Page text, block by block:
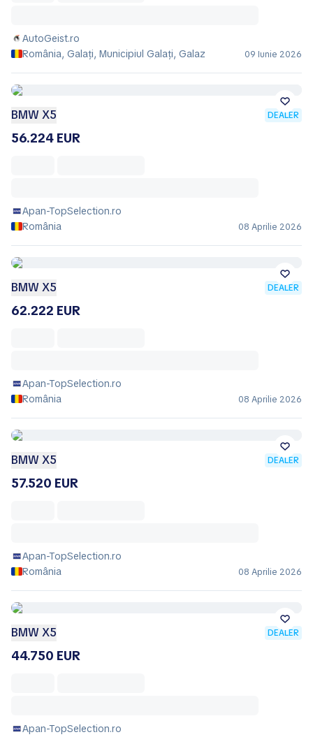
AutoGeist.ro
România, Galați, Municipiul Galaţi, Galaz
09 Iunie 2026
BMW X5 DEALER
56.224 EUR
Apan-TopSelection.ro
România
08 Aprilie 2026
BMW X5 DEALER
62.222 EUR
Apan-TopSelection.ro
România
08 Aprilie 2026
BMW X5 DEALER
57.520 EUR
Apan-TopSelection.ro
România
08 Aprilie 2026
BMW X5 DEALER
44.750 EUR
Apan-TopSelection.ro